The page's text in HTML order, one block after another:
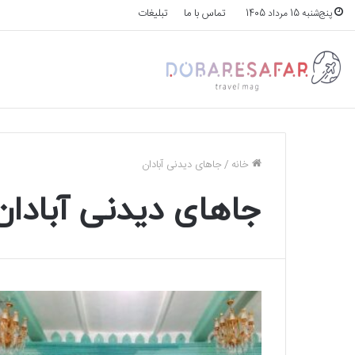
پنج‌شنبه 15 مرداد 1405 تماس با ما تبلیغات
خانه /جاهای دیدنی آبادان
جاهای دیدنی